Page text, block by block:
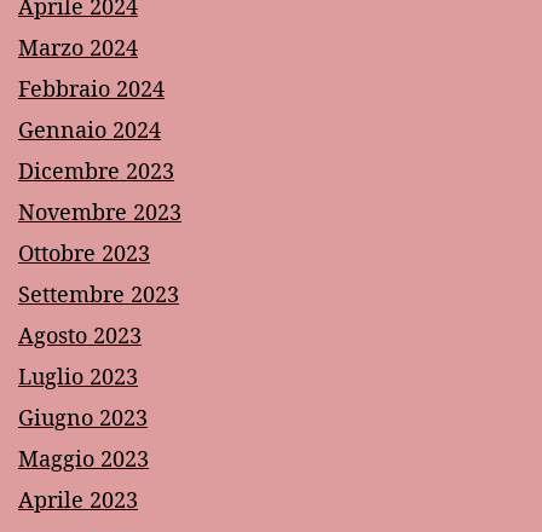
Aprile 2024
Marzo 2024
Febbraio 2024
Gennaio 2024
Dicembre 2023
Novembre 2023
Ottobre 2023
Settembre 2023
Agosto 2023
Luglio 2023
Giugno 2023
Maggio 2023
Aprile 2023